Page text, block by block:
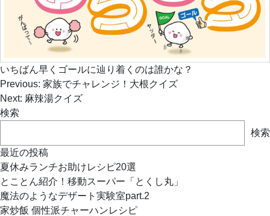
いちばん早くゴールに辿り着くのは誰かな？
投
稿
ナ
ー
シ
ョ
ン
Previous: 家族でチャレンジ！大根クイズ
Next: 麻辣湯クイズ
検索
検索
最近の投稿
夏休みランチお助けレシピ20選
とことん紹介！移動スーパー「とくし丸」
魔法のようなデザート実験室part.2
家炒飯 個性派チャーハンレシピ